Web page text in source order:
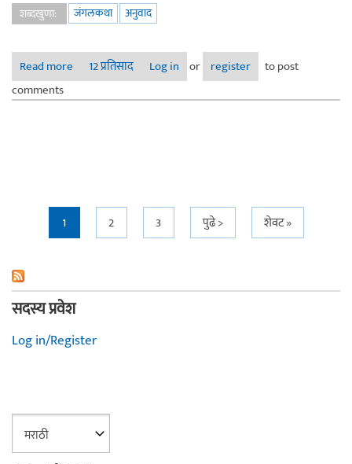
शब्दखुणा:
जंगलकथा अनुवाद
Read more about नरभक्षकाच्या मागावर !
12 प्रतिसाद Log in or register
to post
comments
Pages
1 2 3 पुढे > शेवट »
सदस्य प्रवेश
Log in/Register